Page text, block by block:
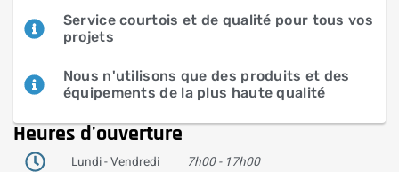
Service courtois et de qualité pour tous vos
projets
Nous n'utilisons que des produits et des
équipements de la plus haute qualité
Heures d'ouverture
Lundi - Vendredi
7h00 - 17h00